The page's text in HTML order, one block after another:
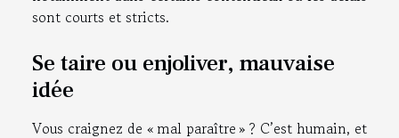
sont courts et stricts.
Se taire ou enjoliver, mauvaise
idée
Vous craignez de « mal paraître » ? C’est humain, et